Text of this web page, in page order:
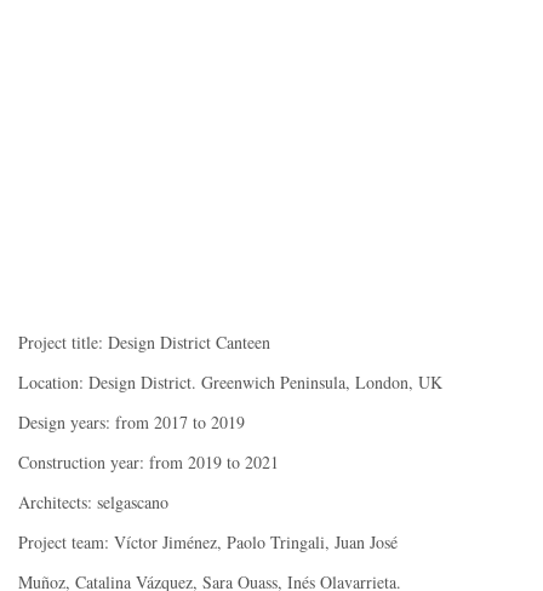
Project title: Design District Canteen
Location: Design District. Greenwich Peninsula, London, UK
Design years: from 2017 to 2019
Construction year: from 2019 to 2021
Architects: selgascano
Project team: Víctor Jiménez, Paolo Tringali, Juan José
Muñoz, Catalina Vázquez, Sara Ouass, Inés Olavarrieta.